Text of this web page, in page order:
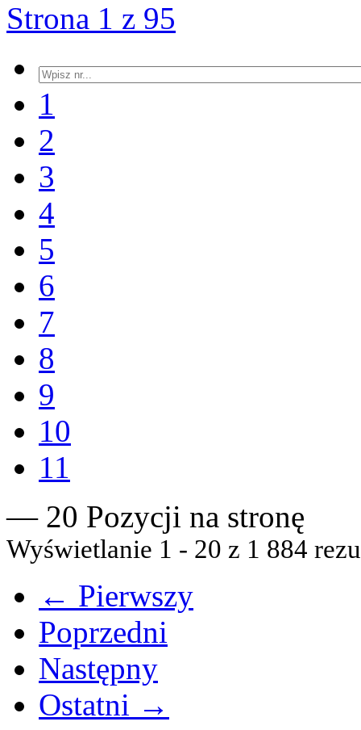
Strona 1 z 95
1
2
3
4
5
6
7
8
9
10
11
— 20 Pozycji na stronę
Wyświetlanie 1 - 20 z 1 884
← Pierwszy
Poprzedni
Następny
Ostatni →